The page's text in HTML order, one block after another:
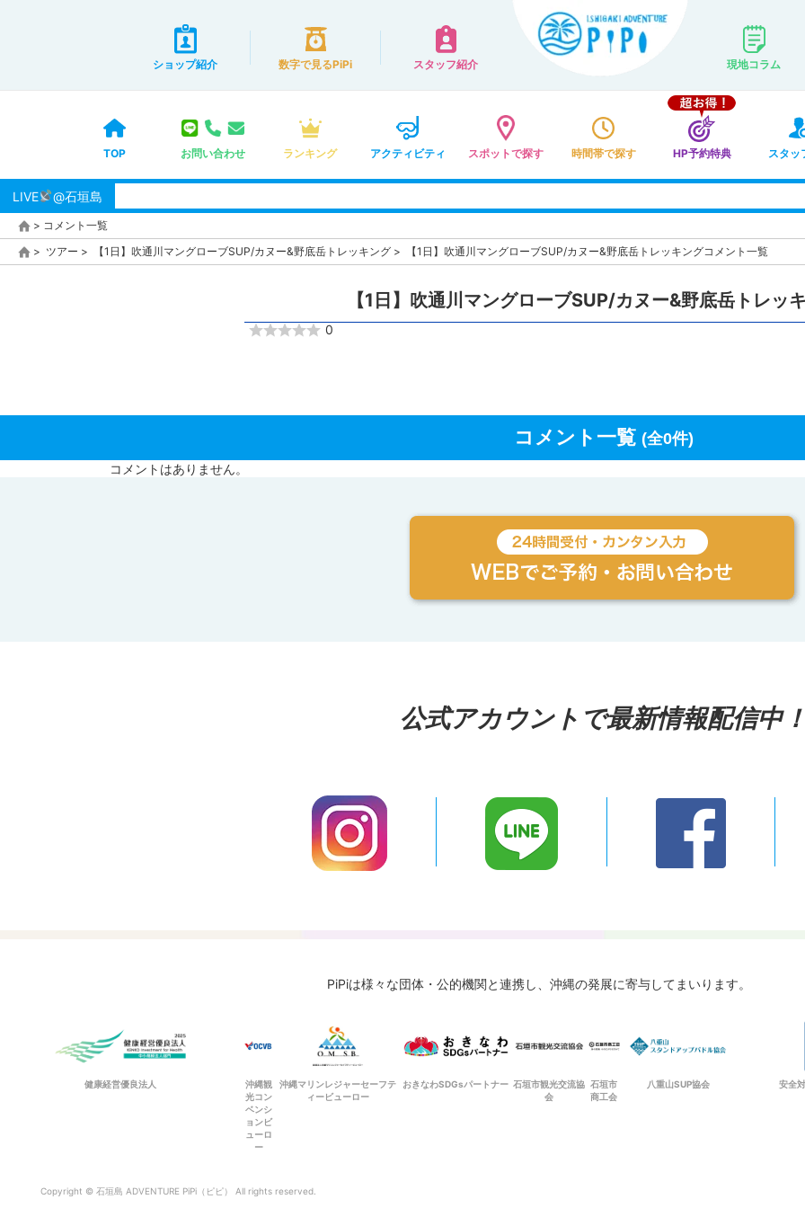
ショップ紹介 数字で見るPiPi スタッフ紹介 現地コラム
TOP お問い合わせ ランキング アクティビティ スポットで探す 時間帯で探す HP予約特典 スタッ
LIVE @石垣島
> コメント一覧
> ツアー > 【1日】吹通川マングローブSUP/カヌー&野底岳トレッキング > 【1日】吹通川マングローブSUP/カヌー&野底岳トレッキングコメント一覧
【1日】吹通川マングローブSUP/カヌー&野底岳トレッ
0
コメント一覧 (全0件)
コメントはありません。
公式アカウントで最新情報配信中
PiPiは様々な団体・公的機関と連携し、 沖縄の発展に寄与してまいります。
健康経営優良法人
沖縄観
光コン
ベンシ
ョンビ
ューロ
ー
沖縄マリンレジャーセーフテ
ィービューロー
おきなわSDGsパートナー 石垣市観光交流協
会
石垣市
商工会
八重山SUP協会 安全
Copyright © 石垣島 ADVENTURE PiPi（ピピ） All rights reserved.